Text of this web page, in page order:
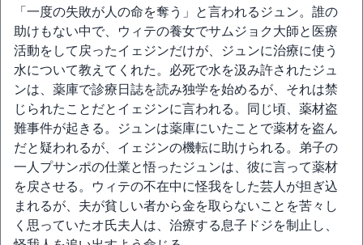
「一度の失敗が人の命を奪う」と言われるジュン。誰の
助けもない中で、ウィテの養女でサムジョク大師と医療
活動をして戻ったイェジンだけが、ジュンに治療に使う
水について教えてくれた。必死で水を汲み許されたジュ
ンは、薬庫で診療日誌を読み独学を始めるが、それは禁
じられたことだとイェジンに言われる。同じ頃、薬材盗
難事件が起きる。ジュンは薬庫にいたことで薬材を盗ん
だと疑われるが、イェジンの機転に助けられる。弟子の
一人プサンポの仕業と悟ったジュンは、彼に言って薬材
を戻させる。ウィテの不在中に怪我をした芸人が担ぎ込
まれるが、夫が貧しい者から金を取らないことを苦々し
く思っていたオ氏夫人は、治療する息子ドジを制止し、